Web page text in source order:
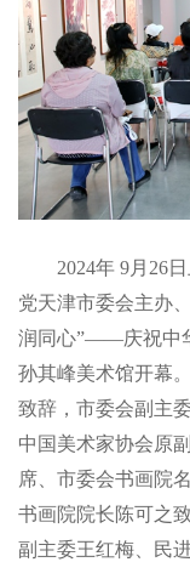
2024年 9月26
党天津市委会主办
润同心”——庆祝中
孙其峰美术馆开幕
致辞，市委会副主
中国美术家协会原
席、市委会书画院
书画院院长陈可之
副主委王红梅、民